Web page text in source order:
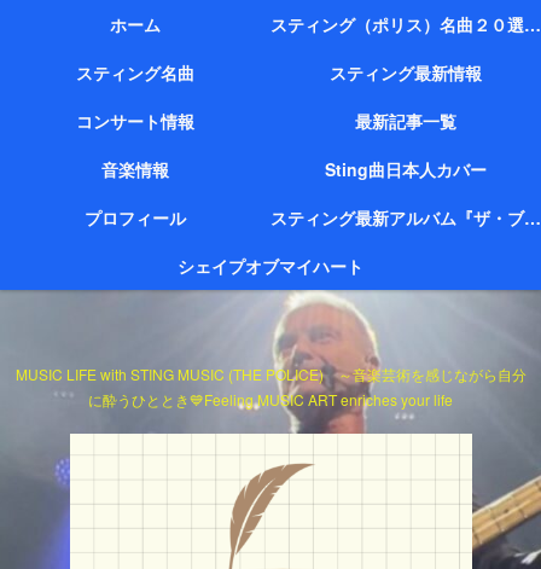
MUSIC LIFE with STING MUSIC (THE POLICE) ～音楽芸術を感じながら自分
に酔うひととき💙Feeling MUSIC ART enriches your life
ホーム
スティング（ポリス）名曲２０選（代表作）
スティング名曲
スティング最新情報
コンサート情報
最新記事一覧
音楽情報
Sting曲日本人カバー
プロフィール
スティング最新アルバム『ザ・ブリッジ』
シェイプオブマイハート